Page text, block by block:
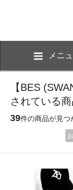
メニ
【BES
されている
39件の商品が見つ